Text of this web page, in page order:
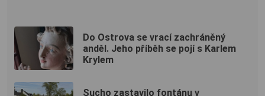
Do Ostrova se vrací zachráněný
anděl. Jeho příběh se pojí s Karlem
Krylem
Sucho zastavilo fontánu v